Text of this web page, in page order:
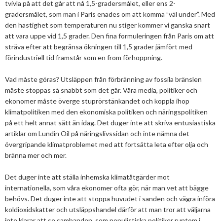
tvivla på att det går att nå 1,5-gradersmålet, eller ens 2-
gradersmålet, som man i Paris enades om att komma ”väl under”. Med
den hastighet som temperaturen nu stiger kommer vi ganska snart
att vara uppe vid 1,5 grader. Den fina formuleringen från Paris om att
sträva efter att begränsa ökningen till 1,5 grader jämfört med
förindustriell tid framstår som en from förhoppning.
Vad måste göras? Utsläppen från förbränning av fossila bränslen
måste stoppas så snabbt som det går. Våra media, politiker och
ekonomer måste överge stuprörstänkandet och koppla ihop
klimatpolitiken med den ekonomiska politiken och näringspolitiken
på ett helt annat sätt än idag. Det duger inte att skriva entusiastiska
artiklar om Lundin Oil på näringslivssidan och inte nämna det
övergripande klimatproblemet med att fortsätta leta efter olja och
bränna mer och mer.
Det duger inte att ställa inhemska klimatåtgärder mot
internationella, som våra ekonomer ofta gör, när man vet att bägge
behövs. Det duger inte att stoppa huvudet i sanden och vägra införa
koldioxidskatter och utsläppshandel därför att man tror att väljarna